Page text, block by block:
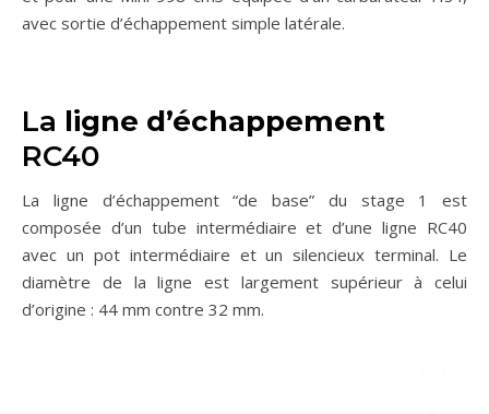
avec sortie d’échappement simple latérale.
La ligne d’échappement
RC40
La ligne d’échappement “de base” du stage 1 est
composée d’un tube intermédiaire et d’une ligne RC40
avec un pot intermédiaire et un silencieux terminal. Le
diamètre de la ligne est largement supérieur à celui
d’origine : 44 mm contre 32 mm.